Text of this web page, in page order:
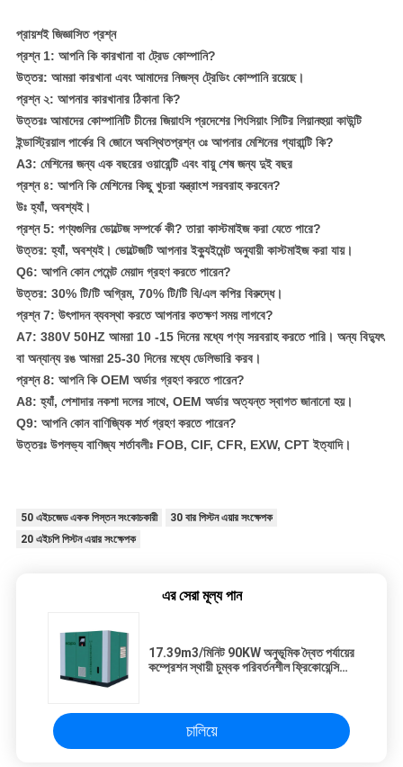
প্রায়শই জিজ্ঞাসিত প্রশ্ন
প্রশ্ন 1: আপনি কি কারখানা বা ট্রেড কোম্পানি?
উত্তর: আমরা কারখানা এবং আমাদের নিজস্ব ট্রেডিং কোম্পানি রয়েছে।
প্রশ্ন ২: আপনার কারখানার ঠিকানা কি?
উত্তরঃ আমাদের কোম্পানিটি চীনের জিয়াংসি প্রদেশের পিংসিয়াং সিটির লিয়ানহুয়া কাউন্টি
ইন্ডাস্ট্রিয়াল পার্কের বি জোনে অবস্থিতপ্রশ্ন ৩ঃ আপনার মেশিনের গ্যারান্টি কি?
A3: মেশিনের জন্য এক বছরের ওয়ারেন্টি এবং বায়ু শেষ জন্য দুই বছর
প্রশ্ন ৪: আপনি কি মেশিনের কিছু খুচরা যন্ত্রাংশ সরবরাহ করবেন?
উঃ হ্যাঁ, অবশ্যই।
প্রশ্ন 5: পণ্যগুলির ভোল্টেজ সম্পর্কে কী? তারা কাস্টমাইজ করা যেতে পারে?
উত্তর: হ্যাঁ, অবশ্যই। ভোল্টেজটি আপনার ইক্যুইমেন্ট অনুযায়ী কাস্টমাইজ করা যায়।
Q6: আপনি কোন পেমেন্ট মেয়াদ গ্রহণ করতে পারেন?
উত্তর: 30% টি/টি অগ্রিম, 70% টি/টি বি/এল কপির বিরুদ্ধে।
প্রশ্ন 7: উৎপাদন ব্যবস্থা করতে আপনার কতক্ষণ সময় লাগবে?
A7: 380V 50HZ আমরা 10 -15 দিনের মধ্যে পণ্য সরবরাহ করতে পারি। অন্য বিদ্যুৎ
বা অন্যান্য রঙ আমরা 25-30 দিনের মধ্যে ডেলিভারি করব।
প্রশ্ন 8: আপনি কি OEM অর্ডার গ্রহণ করতে পারেন?
A8: হ্যাঁ, পেশাদার নকশা দলের সাথে, OEM অর্ডার অত্যন্ত স্বাগত জানানো হয়।
Q9: আপনি কোন বাণিজ্যিক শর্ত গ্রহণ করতে পারেন?
উত্তরঃ উপলভ্য বাণিজ্য শর্তাবলীঃ FOB, CIF, CFR, EXW, CPT ইত্যাদি।
50 এইচজেড একক পিস্তন সংকোচকারী
30 বার পিস্টন এয়ার সংক্ষেপক
20 এইচপি পিস্টন এয়ার সংক্ষেপক
এর সেরা মূল্য পান
17.39m3/মিনিট 90KW অনুভূমিক দ্বৈত পর্যায়ের
কম্প্রেশন স্থায়ী চুম্বক পরিবর্তনশীল ফ্রিকোয়েন্সি
চালিয়ে